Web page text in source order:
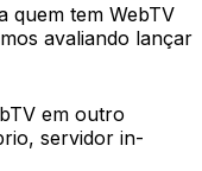
quem tem WebTV
avaliando lançar
em outro
servidor in-